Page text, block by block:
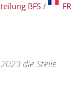
BFS / FR
die Stelle